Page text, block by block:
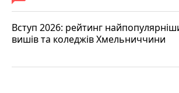
Вступ 2026: рейтинг
вишів та коледжів Хмельниччини